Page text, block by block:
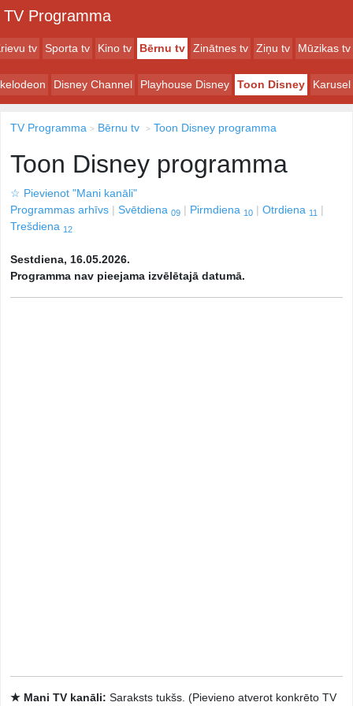
TV Programma
tv Sporta tv Kino tv Bērnu tv Zinātnes tv Ziņu tv Mūzikas tv
Disney Channel Playhouse Disney Toon Disney Karusel
TV Programma Bērnu tv Toon Disney programma
Toon Disney programma
☆ Pievienot "Mani kanāli"
Programmas arhīvs
Svētdiena 09 Pirmdiena 10 Otrdiena 11
Trešdiena 12
Sestdiena, 16.05.2026.
Programma nav pieejama izvēlētajā datumā.
★ Mani TV kanāli: Saraksts tukšs. (Pievieno atverot konkrēto TV